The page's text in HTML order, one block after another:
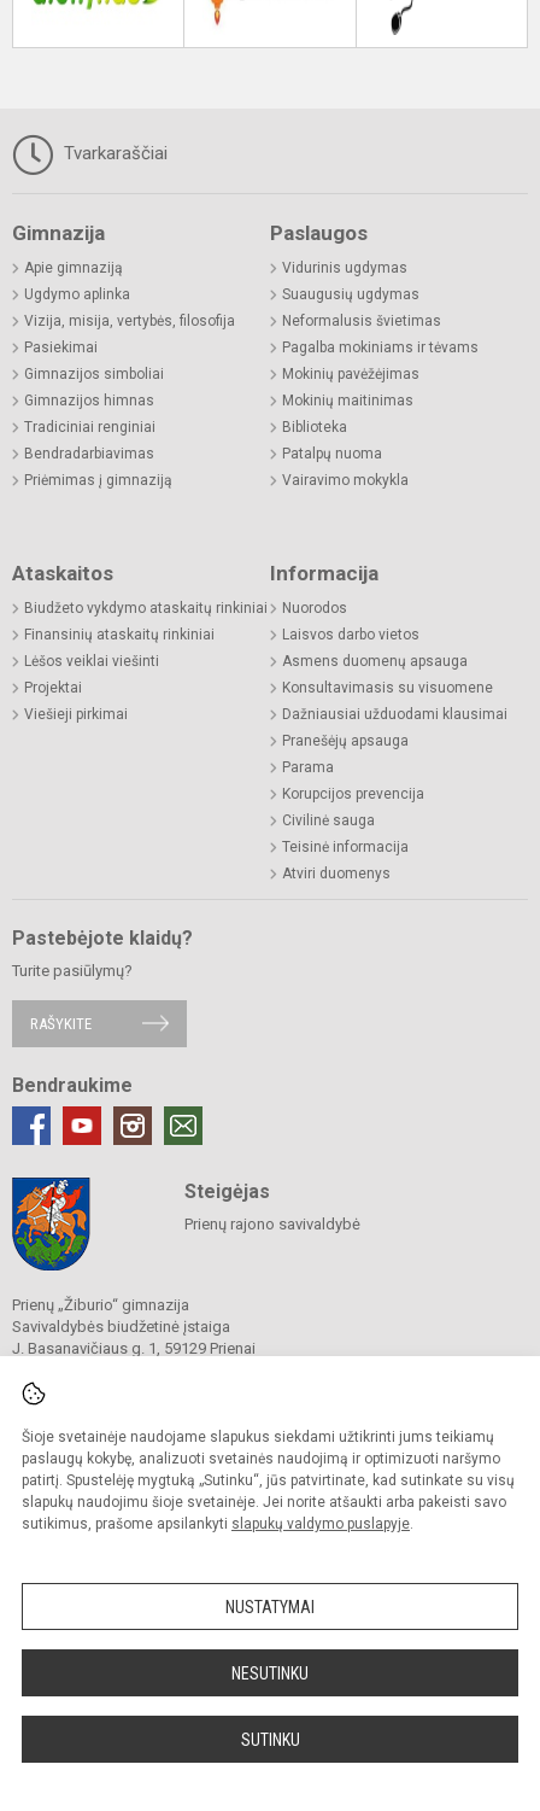
Šioje svetainėje naudojame slapukus siekdami užtikrinti jums teikiamų
paslaugų kokybę, analizuoti svetainės naudojimą ir optimizuoti naršymo
patirtį. Spustelėję mygtuką „Sutinku“, jūs patvirtinate, kad sutinkate su visų
slapukų naudojimu šioje svetainėje. Jei norite atšaukti arba pakeisti savo
sutikimus, prašome apsilankyti slapukų valdymo puslapyje.
NUSTATYMAI
NESUTINKU
SUTINKU
Tvarkaraščiai
Gimnazija
Apie gimnaziją
Ugdymo aplinka
Vizija, misija, vertybės, filosofija
Pasiekimai
Gimnazijos simboliai
Gimnazijos himnas
Tradiciniai renginiai
Bendradarbiavimas
Priėmimas į gimnaziją
Paslaugos
Vidurinis ugdymas
Suaugusių ugdymas
Neformalusis švietimas
Pagalba mokiniams ir tėvams
Mokinių pavėžėjimas
Mokinių maitinimas
Biblioteka
Patalpų nuoma
Vairavimo mokykla
Ataskaitos
Biudžeto vykdymo ataskaitų rinkiniai
Finansinių ataskaitų rinkiniai
Lėšos veiklai viešinti
Projektai
Viešieji pirkimai
Informacija
Nuorodos
Laisvos darbo vietos
Asmens duomenų apsauga
Konsultavimasis su visuomene
Dažniausiai užduodami klausimai
Pranešėjų apsauga
Parama
Korupcijos prevencija
Civilinė sauga
Teisinė informacija
Atviri duomenys
Pastebėjote klaidų?
Turite pasiūlymų?
RAŠYKITE
Bendraukime
Steigėjas
Prienų rajono savivaldybė
Prienų „Žiburio“ gimnazija
Savivaldybės biudžetinė įstaiga
J. Basanavičiaus g. 1, 59129 Prienai
El. p.
Juridinių asmenų registre
Įmonės kodas 190189676
Sumanus būdas atnaujinti
mokyklos interneto